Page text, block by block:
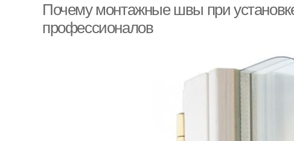
Почему монтажные швы при
профессионалов